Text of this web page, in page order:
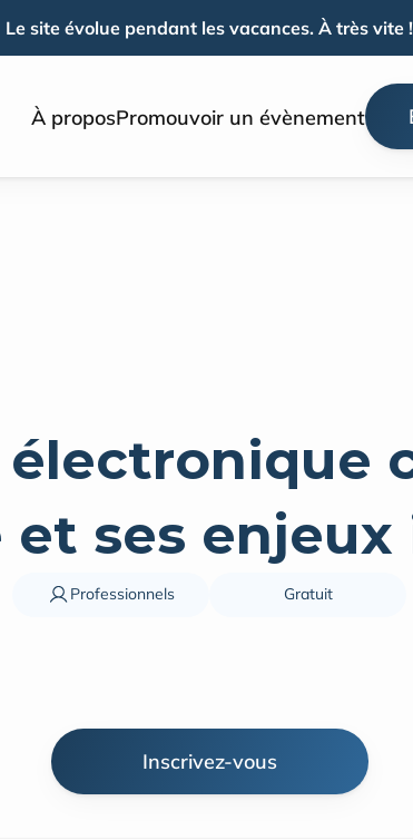
À proposPromouvoir un évènement
et ses
Professionnels Gratuit
Inscrivez-vous
Le site évolue pendant les vacances. À très vite !